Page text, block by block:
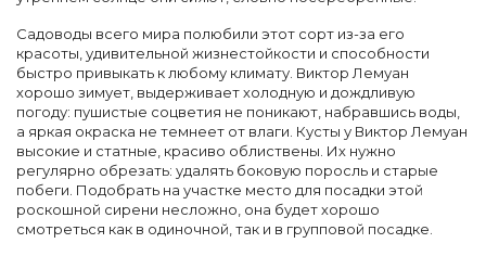
Садоводы всего мира полюбили этот сорт из-за его
красоты, удивительной жизнестойкости и способности
быстро привыкать к любому климату. Виктор Лемуан
хорошо зимует, выдерживает холодную и дождливую
погоду: пушистые соцветия не поникают, набравшись воды,
а яркая окраска не темнеет от влаги. Кусты у Виктор Лемуан
высокие и статные, красиво облиствены. Их нужно
регулярно обрезать: удалять боковую поросль и старые
побеги. Подобрать на участке место для посадки этой
роскошной сирени несложно, она будет хорошо
смотреться как в одиночной, так и в групповой посадке.